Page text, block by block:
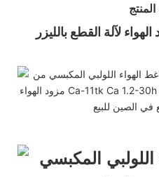
لآلة القطع بالليزر